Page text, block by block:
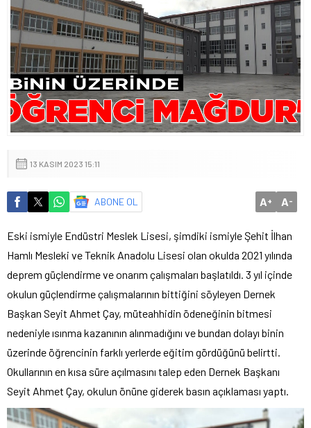
13 KASIM 2023 15:11
ABONE OL A+ A-
Eski ismiyle Endüstri Meslek Lisesi, şimdiki ismiyle Şehit İlhan
Hamlı Mesleki ve Teknik Anadolu Lisesi olan okulda 2021 yılında
deprem güçlendirme ve onarım çalışmaları başlatıldı. 3 yıl içinde
okulun güçlendirme çalışmalarının bittiğini söyleyen Dernek
Başkan Seyit Ahmet Çay, müteahhidin ödeneğinin bitmesi
nedeniyle ısınma kazanının alınmadığını ve bundan dolayı binin
üzerinde öğrencinin farklı yerlerde eğitim gördüğünü belirtti.
Okullarının en kısa süre açılmasını talep eden Dernek Başkanı
Seyit Ahmet Çay, okulun önüne giderek basın açıklaması yaptı.